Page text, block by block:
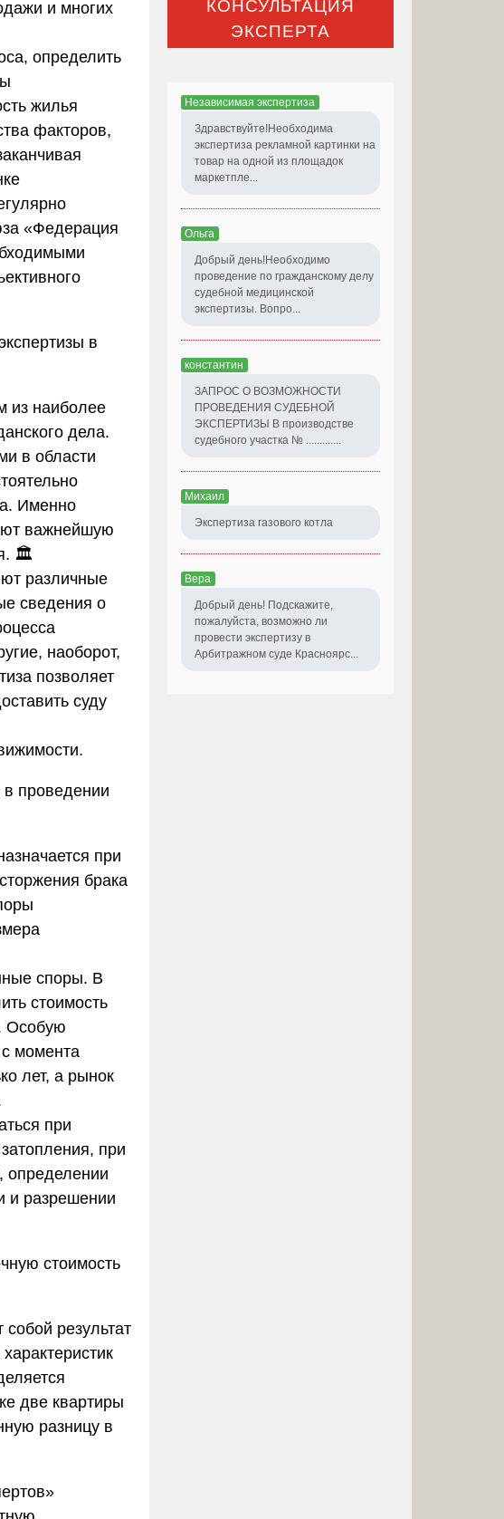
и многих
определить
жилья
факторов,
«Федерация
в
из наиболее
дела.
в области
Именно
важнейшую
🏛️
различные
сведения о
наоборот,
позволяет
суду
в проведении
при
брака
споры. В
стоимость
Особую
момента
лет, а рынок
при
при
определении
и разрешении
стоимость
результат
две квартиры
разницу в
КОНСУЛЬТАЦИЯ
ЭКСПЕРТА
Независимая экспертиза
Здравствуйте!Необходима
экспертиза рекламной картинки на
товар на одной из площадок
маркетпле...
Ольга
Добрый день!Необходимо
проведение по гражданскому делу
судебной медицинской
экспертизы. Вопро...
константин
ЗАПРОС О ВОЗМОЖНОСТИ
ПРОВЕДЕНИЯ СУДЕБНОЙ
ЭКСПЕРТИЗЫ В производстве
судебного участка № .............
Михаил
Экспертиза газового котла
Вера
Добрый день! Подскажите,
пожалуйста, возможно ли
провести экспертизу в
Арбитражном суде Красноярс...